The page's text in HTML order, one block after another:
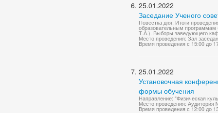
25.01.2022
Заседание Ученого
Повестка дня: Итоги
образовательным программам
Т.А.). Выборы заведующего
Место проведения: Зал
Время проведения с 15:00 до
25.01.2022
Установочная
формы обучения
Направление: "Физическая
Место проведения:
Время проведения с 12:00 до